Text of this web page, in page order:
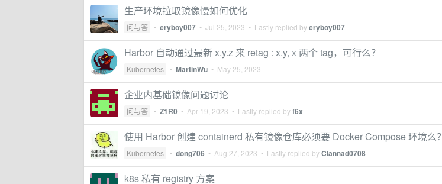
生产环境拉取镜像慢如何优化
问与答 • cryboy007 • Jul 25, 2023 • Lastly replied bycryboy007
Harbor 自动通过最新 x.y.z 来 retag : x.y, x 两个 tag，可行么？
Kubernetes • MartinWu • May 25, 2023
企业内基础镜像问题讨论
问与答 • Z1R0 • Apr 19, 2023 • Lastly replied byf6x
使用 Harbor 创建 containerd 私有镜像仓库必须要 Docker Compose 环境么？
Kubernetes • dong706 • Aug 27, 2023 • Lastly replied byClannad0708
k8s 私有 registry 方案